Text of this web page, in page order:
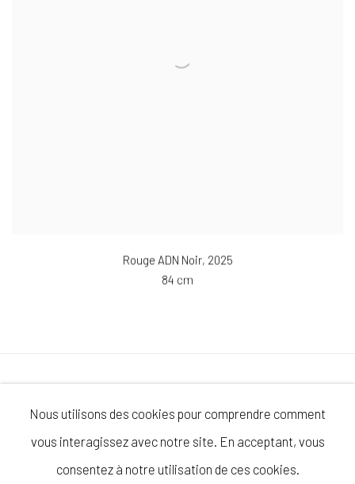
Rouge ADN Noir, 2025
84 cm
Gérer les cookies Conditions Générales de Vente
Mentions Légales
© COPYRIGHT 2026 LAURENCE JENKELL
Nous utilisons des cookies pour comprendre comment
vous interagissez avec notre site. En acceptant, vous
consentez à notre utilisation de ces cookies.